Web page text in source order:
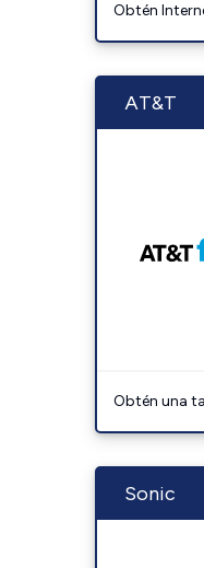
Obtén
AT&T
Obtén una
Sonic